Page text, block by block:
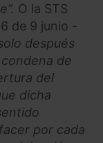
O la STS
de 9 junio -
después
de
del
dicha
por cada